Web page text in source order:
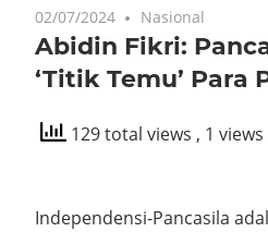
02/07/2024 Nasional
Abidin Fikri:
‘Titik Temu’ Para
129 total views , 1
Independensi-Pancasila